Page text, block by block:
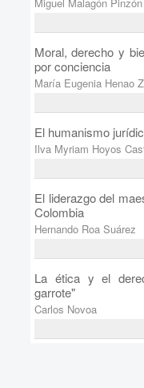
Moral, derecho y
por conciencia
María Eugenia Henao
El humanismo
Ilva Myriam Hoyos
El liderazgo del
Colombia
Hernando Roa Suárez
La ética y el
garrote"
Carlos Novoa